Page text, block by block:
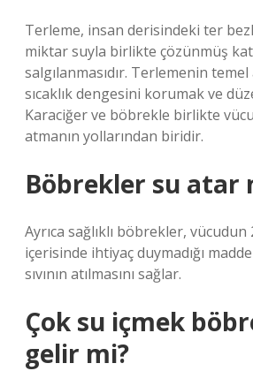
Terleme, insan derisindeki ter
miktar suyla birlikte çözünmüş
salgılanmasıdır. Terlemenin temel
sıcaklık dengesini korumak ve
Karaciğer ve böbrekle birlikte
atmanın yollarından biridir.
Böbrekler su atar
Ayrıca sağlıklı böbrekler,
içerisinde ihtiyaç duymadığı
sıvının atılmasını sağlar.
Çok su içmek
gelir mi?